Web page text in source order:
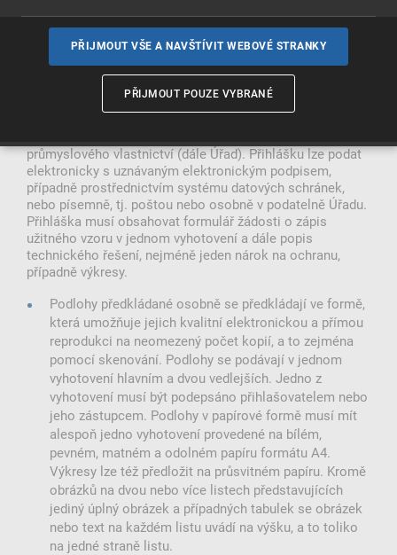
předsedy Úřadu průmyslového vlastnictví.
Další text této Informace má pouze podpůrně zdůraznit
vybrané aspekty dané problematiky a nemůže nahradit
plný text právních norem.
průmyslového vlastnictví (dále Úřad). Přihlášku lze podat
elektronicky s uznávaným elektronickým podpisem,
případně prostřednictvím systému datových schránek,
nebo písemně, tj. poštou nebo osobně v podatelně Úřadu.
Přihláška musí obsahovat formulář žádosti o zápis
užitného vzoru v jednom vyhotovení a dále popis
technického řešení, nejméně jeden nárok na ochranu,
případně výkresy.
Podlohy předkládané osobně se předkládají ve formě,
která umožňuje jejich kvalitní elektronickou a přímou
reprodukci na neomezený počet kopií, a to zejména
pomocí skenování. Podlohy se podávají v jednom
vyhotovení hlavním a dvou vedlejších. Jedno z
vyhotovení musí být podepsáno přihlašovatelem nebo
jeho zástupcem. Podlohy v papírové formě musí mít
alespoň jedno vyhotovení provedené na bílém,
pevném, matném a odolném papíru formátu A4.
Výkresy lze též předložit na průsvitném papíru. Kromě
obrázků na dvou nebo více listech představujících
jediný úplný obrázek a případných tabulek se obrázek
nebo text na každém listu uvádí na výšku, a to toliko
na jedné straně listu.
PŘIJMOUT VŠE A NAVŠTÍVIT WEBOVÉ STRANKY
PŘIJMOUT POUZE VYBRANÉ